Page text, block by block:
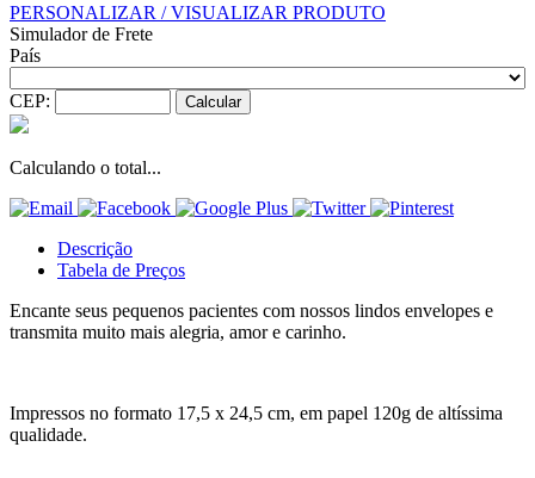
PERSONALIZAR / VISUALIZAR PRODUTO
Simulador de Frete
País
CEP:
Calculando o total...
Descrição
Tabela de Preços
Encante seus pequenos pacientes com nossos lindos envelopes e
transmita muito mais alegria, amor e carinho.
Impressos no formato 17,5 x 24,5 cm, em papel 120g de altíssima
qualidade.